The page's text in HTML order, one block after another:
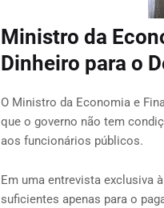
Ministro da
Dinheiro para o
O Ministro da Economia e
que o governo não tem
aos funcionários públicos.
Em uma entrevista exclusiva
suficientes apenas para o